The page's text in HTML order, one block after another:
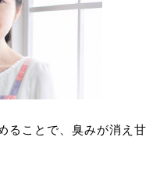
ることで、臭みが消え甘